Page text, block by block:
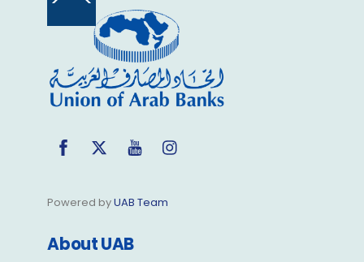
Back
Top
Facebook
Twitter YouTube
Powered byUAB Team
About UAB